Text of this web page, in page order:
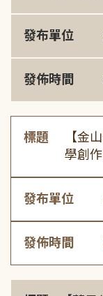
發布單位
發佈時間
標題
【金
學創
發布單位
發佈時間